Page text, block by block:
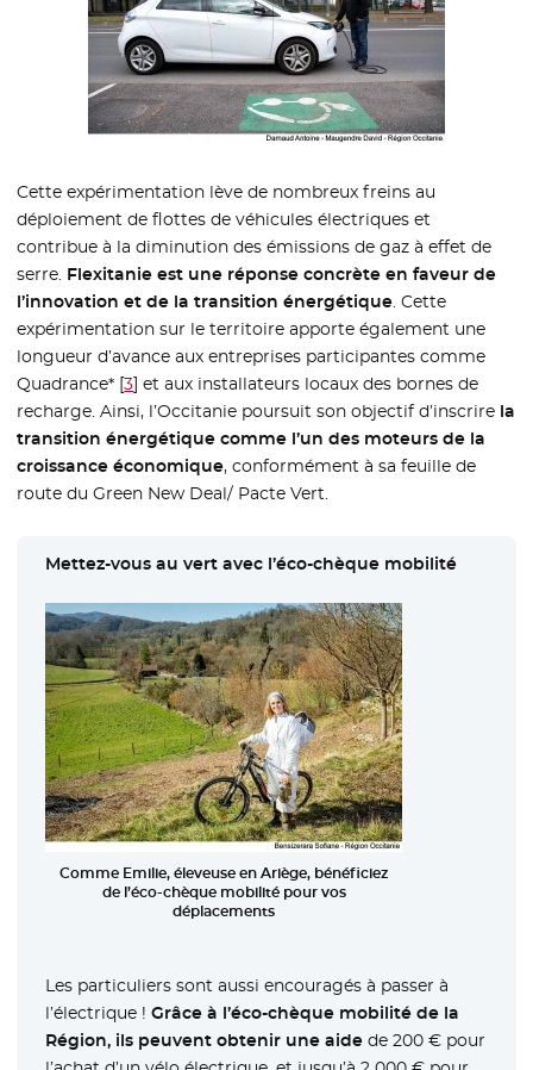
Cette expérimentation lève de nombreux freins au
déploiement de flottes de véhicules électriques et
contribue à la diminution des émissions de gaz à effet de
serre. Flexitanie est une réponse concrète en faveur de
l’innovation et de la transition énergétique. Cette
expérimentation sur le territoire apporte également une
longueur d’avance aux entreprises participantes comme
Quadrance* [3] et aux installateurs locaux des bornes de
recharge. Ainsi, l’Occitanie poursuit son objectif d’inscrire la
transition énergétique comme l’un des moteurs de la
croissance économique, conformément à sa feuille de
route du Green New Deal/ Pacte Vert.
Mettez-vous au vert avec l’éco-chèque mobilité
Comme Emilie, éleveuse en Ariège, bénéficiez
de l’éco-chèque mobilité pour vos
déplacements
Les particuliers sont aussi encouragés à passer à
l’électrique !Grâce à l’éco-chèque mobilité de la
Région, ils peuvent obtenir une aide de 200 € pour